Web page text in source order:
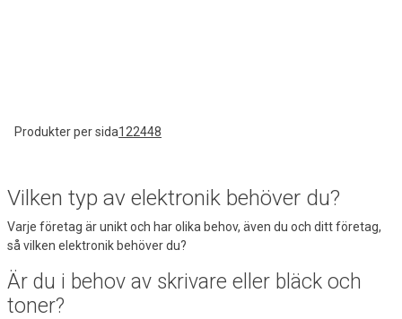
Produkter per sida122448
Vilken typ av elektronik behöver du?
Varje företag är unikt och har olika behov, även du och ditt företag,
så vilken elektronik behöver du?
Är du i behov av skrivare eller bläck och
toner?